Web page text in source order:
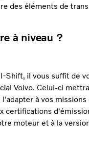
des éléments de
à niveau ?
Shift, il vous suffit de
Volvo. Celui-ci
à vos
certifications
moteur et à la